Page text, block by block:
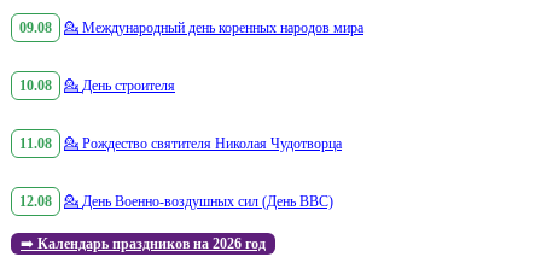
09.08 💁 Международный день коренных народов мира
10.08 💁 День строителя
11.08 💁 Рождество святителя Николая Чудотворца
12.08 💁 День Военно-воздушных сил (День ВВС)
➡️ Календарь праздников на 2026 год